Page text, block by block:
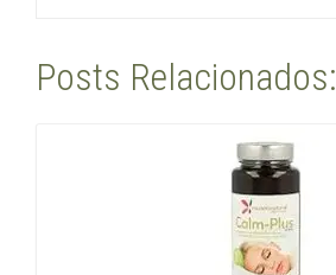
Posts Relacionados: